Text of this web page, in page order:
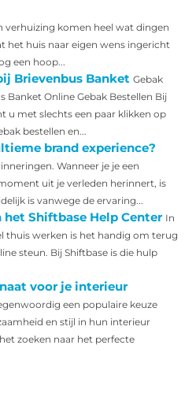
verhuizing komen heel wat dingen
het huis naar eigen wens ingericht
een hoop...
Brievenbus Banket Gebak
Banket Online Gebak Bestellen Bij
u met slechts een paar klikken op
bestellen en...
brand experience?
Wanneer je je een
uit je verleden herinnert, is
is vanwege de ervaring...
het Shiftbase Help Center In
thuis werken is het handig om terug
steun. Bij Shiftbase is die hulp
voor je interieur
een populaire keuze
en stijl in hun interieur
zoeken naar het perfecte